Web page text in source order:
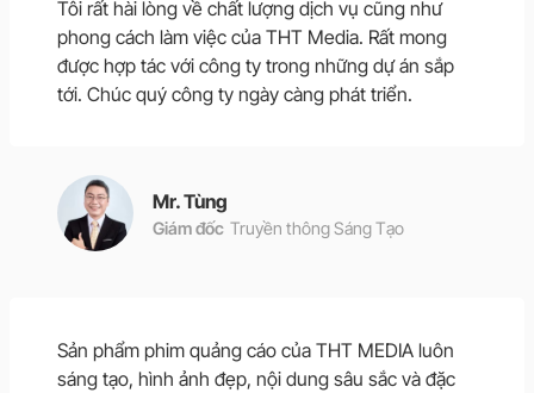
Tôi rất hài lòng về chất lượng dịch vụ cũng như
phong cách làm việc của THT Media. Rất mong
được hợp tác với công ty trong những dự án sắp
tới. Chúc quý công ty ngày càng phát triển.
Mr. Tùng
Giám đốc Truyền thông Sáng Tạo
Sản phẩm phim quảng cáo của THT MEDIA luôn
sáng tạo, hình ảnh đẹp, nội dung sâu sắc và đặc